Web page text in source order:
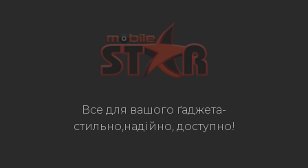
Все для вашого ґаджета-
стильно,надійно, доступно!